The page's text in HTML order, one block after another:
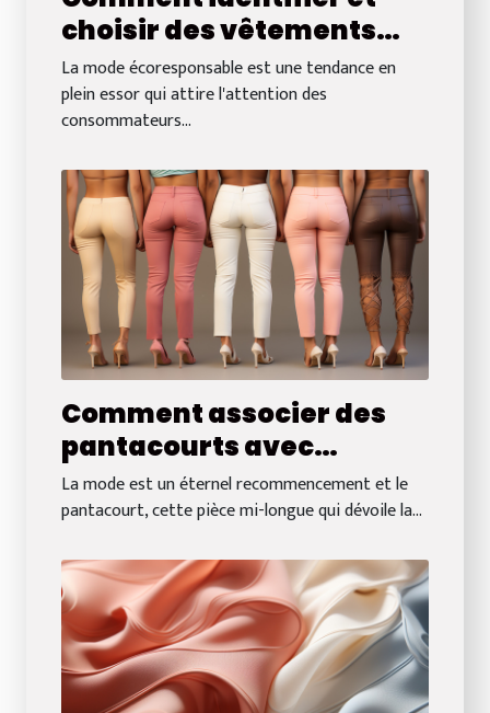
choisir des vêtements
écoresponsables pour un
style durable
La mode écoresponsable est une tendance en
plein essor qui attire l'attention des
consommateurs...
Comment associer des
pantacourts avec
différents types de
chaussures pour un look
La mode est un éternel recommencement et le
pantacourt, cette pièce mi-longue qui dévoile la...